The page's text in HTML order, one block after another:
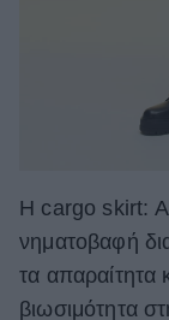
Η cargo skirt:
νηματοβαφή
τα απαραίτητα
βιωσιμότητα